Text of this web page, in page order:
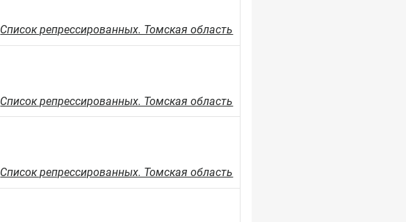
Список репрессированных. Томская область
Список репрессированных. Томская область
Список репрессированных. Томская область